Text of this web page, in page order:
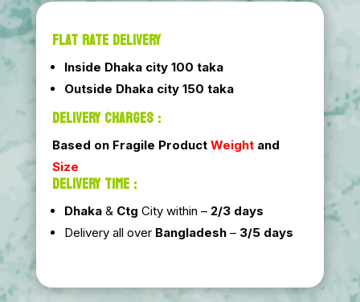
FLAT RATE DELIVERY
Inside Dhaka city 100 taka
Outside Dhaka city 150 taka
DELIVERY CHARGES :
Based on Fragile Product Weightand
Size
DELIVERY TIME :
Dhaka& Ctg City within – 2/3 days
Delivery all over Bangladesh– 3/5 days